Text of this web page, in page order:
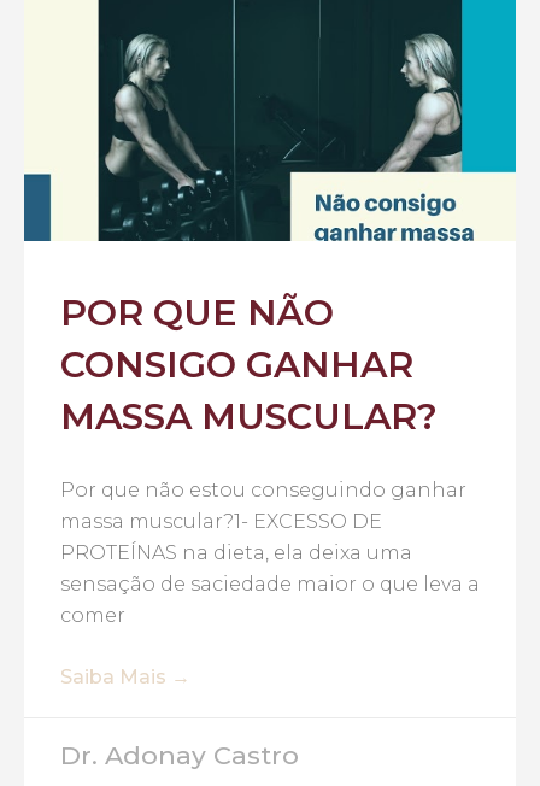
POR QUE NÃO
CONSIGO GANHAR
MASSA MUSCULAR?
Por que não estou conseguindo ganhar
massa muscular?1- EXCESSO DE
PROTEÍNAS na dieta, ela deixa uma
sensação de saciedade maior o que leva a
comer
Saiba Mais →
Dr. Adonay Castro